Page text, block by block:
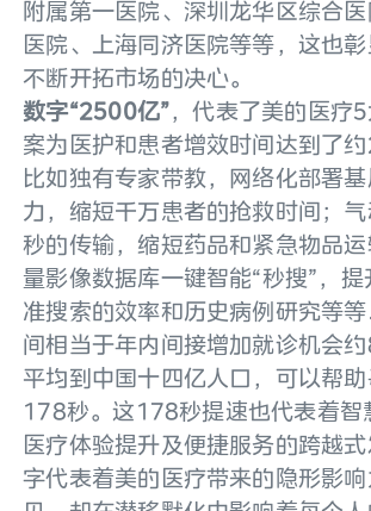
附属第一医院、深圳龙华区综合
医院、上海同济医院等等，这也
不断开拓市场的决心。
数字“2500亿”，代表了美的医疗
案为医护和患者增效时间达到了约
比如独有专家带教，网络化部署
力，缩短千万患者的抢救时间；
秒的传输，缩短药品和紧急物品
量影像数据库一键智能“秒搜”，
准搜索的效率和历史病例研究等
间相当于年内间接增加就诊机会
平均到中国十四亿人口，可以帮
178秒。这178秒提速也代表着智
医疗体验提升及便捷服务的跨越
字代表着美的医疗带来的隐形影